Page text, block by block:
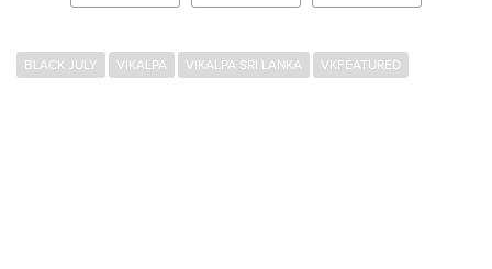
BLACK JULY VIKALPA VIKALPA SRI LANKA VKFEATURED